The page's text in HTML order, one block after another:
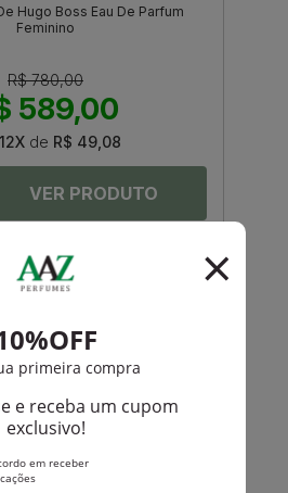
Hugo Boss Eau De Parfum
Feminino
R$ 780,00
589,00
12Xde R$ 49,08
Gabbana Eau De Parfum
Feminino
R$ 1.150,00
949,05
12XdeR$ 79,08